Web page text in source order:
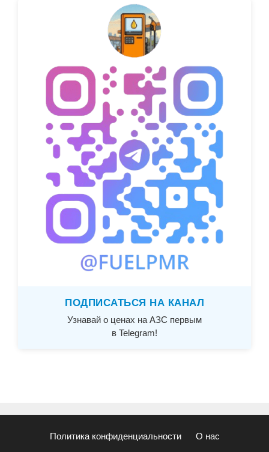
ПОДПИСАТЬСЯ НА КАНАЛ
Узнавай о ценах на АЗС первым
в Telegram!
Политика конфиденциальности О нас